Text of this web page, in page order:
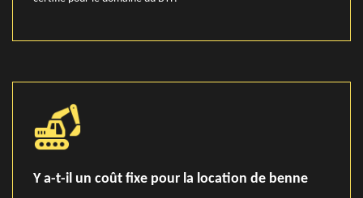
Y a-t-il un coût fixe pour la location de benne